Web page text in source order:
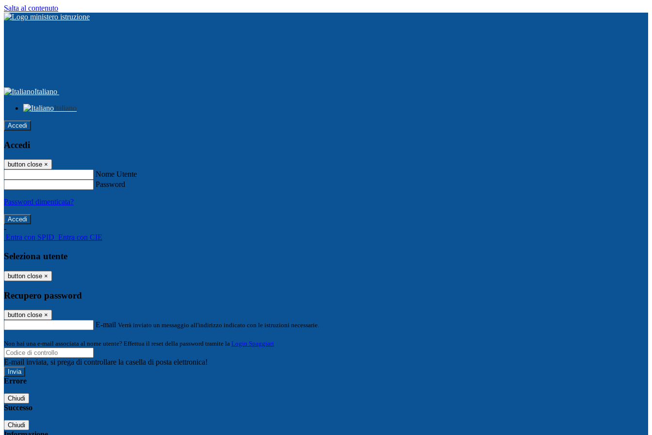
Salta al contenuto
Italiano
Italiano
Accedi
Accedi
button close ×
Nome Utente
Password
Password dimenticata?
-
Entra con SPID Entra con CIE
Seleziona utente
button close ×
Recupero password
button close ×
E-mail Verrà inviato un messaggio all'indirizzo indicato con le istruzioni necessarie.
Non hai una e-mail associata al nome utente? Effettua il reset della password tramite la Login Spaggiari
E-mail inviata, si prega di controllare la casella di posta elettronica!
Errore
Chiudi
Successo
Chiudi